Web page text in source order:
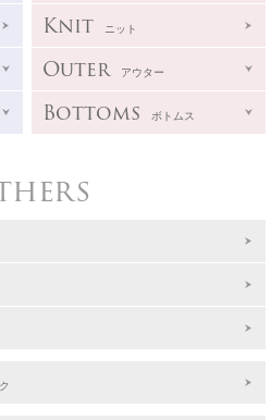
Knit ニット
Outer アウター
Bottoms ボトムス